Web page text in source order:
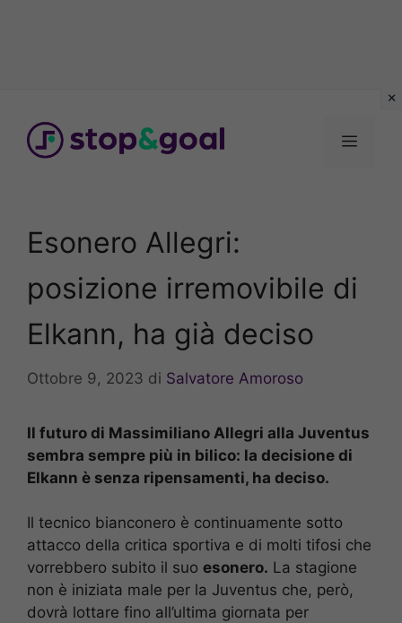
contenuto
Menu
Esonero Allegri:
posizione irremovibile di
Elkann, ha già deciso
Ottobre 9, 2023 di Salvatore Amoroso
Il futuro di Massimiliano Allegri alla Juventus
sembra sempre più in bilico: la decisione di
Elkann è senza ripensamenti, ha deciso.
Il tecnico bianconero è continuamente sotto
attacco della critica sportiva e di molti tifosi che
vorrebbero subito il suo esonero. La stagione
non è iniziata male per la Juventus che, però,
dovrà lottare fino all’ultima giornata per